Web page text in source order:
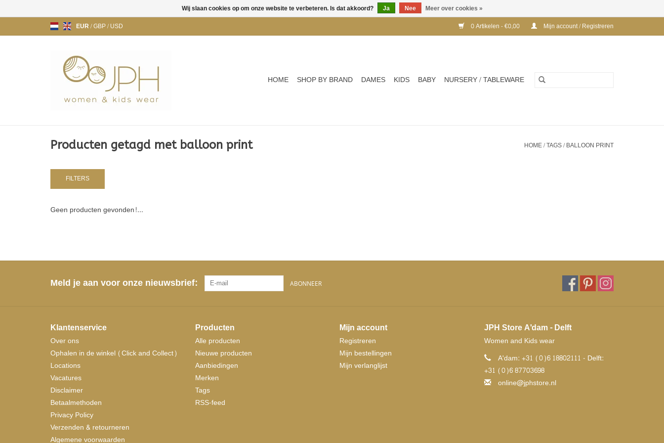
EUR/GBP/USD 0 Artikelen - €0,00 Mijn account / Registreren
HOME SHOP BY BRAND DAMES KIDS BABY NURSERY / TABLEWARE
Producten getagd met balloon print HOME/TAGS/BALLOON PRINT
FILTERS
Geen producten gevonden!...
Meld je aan voor onze nieuwsbrief: ABONNEER
Klantenservice
Over ons
Ophalen in de winkel (Click and Collect)
Locations
Vacatures
Disclaimer
Betaalmethoden
Privacy Policy
Verzenden & retourneren
Algemene voorwaarden
Producten
Alle producten
Nieuwe producten
Aanbiedingen
Merken
Tags
RSS-feed
Mijn account
Registreren
Mijn bestellingen
Mijn verlanglijst
JPH Store A'dam - Delft
Women and Kids wear
A'dam: +31 (0)6 18802111 - Delft:
+31 (0)6 87703698
online@jphstore.nl
Wij slaan cookies op om onze website te verbeteren. Is dat akkoord? Ja Nee Meer over cookies »